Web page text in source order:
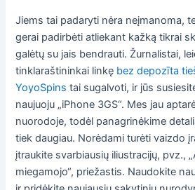
Jiems tai padaryti nėra neįmanoma,
gerai padirbėti atliekant kažką tikrai
galėtų su jais bendrauti. Žurnalistai,
tinklaraštininkai linkę bez depozīta
YoyoSpins tai sugalvoti, ir jūs
naujuoju „iPhone 3GS“. Mes jau
nuorodoje, todėl panagrinėkime
tiek daugiau. Norėdami turėti vaizdo
įtraukite svarbiausių iliustracijų, pvz.,
miegamojo“, priežastis. Naudokite